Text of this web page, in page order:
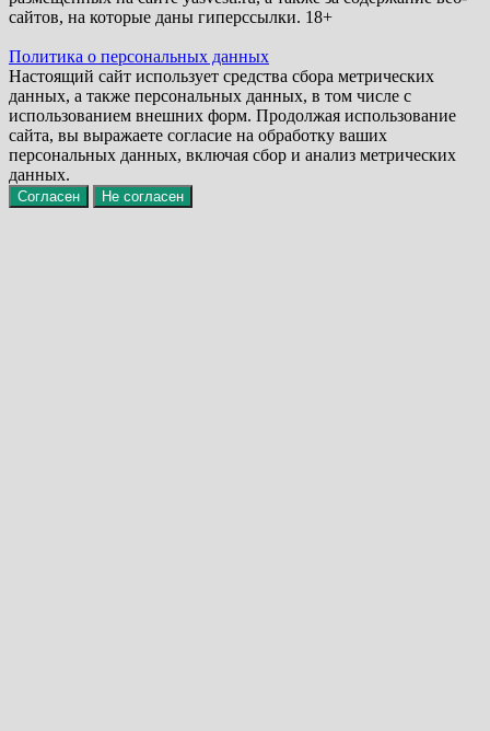
сайтов, на которые даны гиперссылки. 18+
Политика о персональных данных
Настоящий сайт использует средства сбора метрических
данных, а также персональных данных, в том числе с
использованием внешних форм. Продолжая использование
сайта, вы выражаете согласие на обработку ваших
персональных данных, включая сбор и анализ метрических
данных.
Согласен Не согласен